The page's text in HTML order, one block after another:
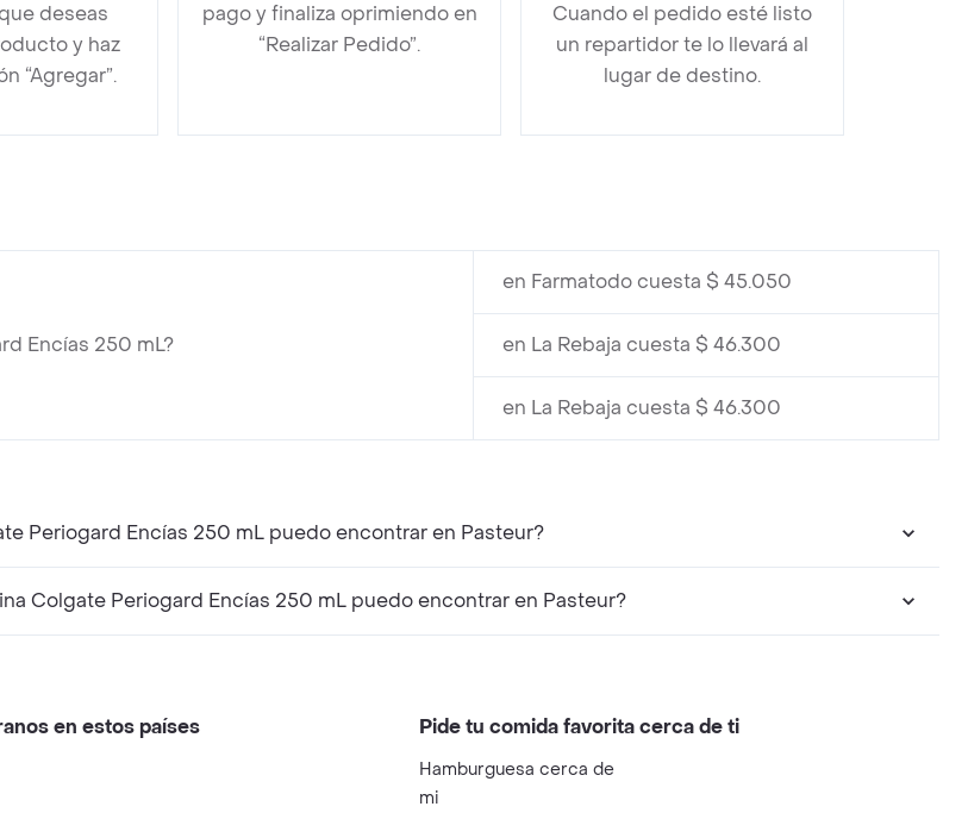
deseas
y haz
“Agregar”.
pago y finaliza oprimiendo en
“Realizar Pedido”.
Cuando el pedido esté listo
un repartidor te lo llevará al
lugar de destino.
Encías 250 mL?
en Farmatodo cuesta $ 45.050
en La Rebaja cuesta $ 46.300
en La Rebaja cuesta $ 46.300
Periogard Encías 250 mL puedo encontrar en Pasteur?
Colgate Periogard Encías 250 mL puedo encontrar en Pasteur?
en estos países Pide tu comida favorita cerca de ti
Hamburguesa cerca de
mi